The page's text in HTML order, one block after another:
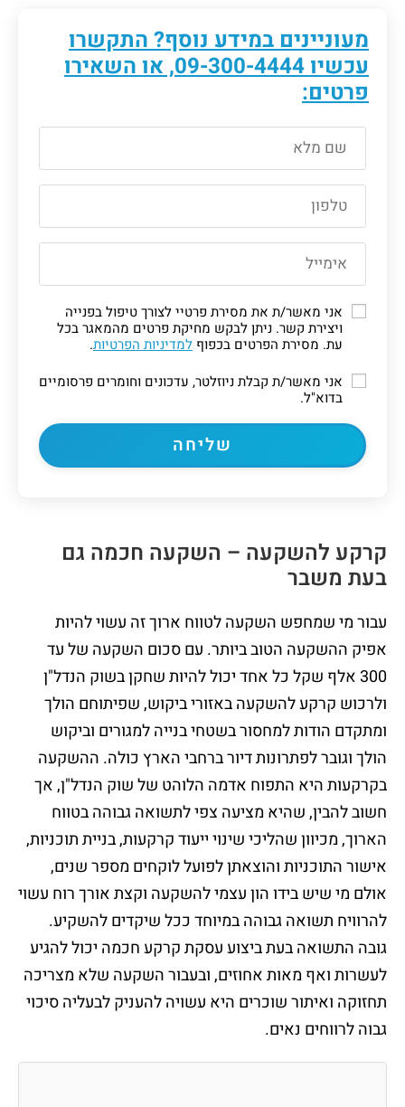
מעוניינים במידע נוסף? התקשרו
עכשיו09-300-4444, או השאירו
פרטים:
אני מאשר/ת את מסירת פרטיי לצורך טיפול בפנייה
ויצירת קשר. ניתן לבקש מחיקת פרטים מהמאגר בכל
עת. מסירת הפרטים בכפוף למדיניות הפרטיות.
אני מאשר/ת קבלת ניוזלטר, עדכונים וחומרים פרסומיים
בדוא"ל.
קרקע להשקעה – השקעה חכמה גם
בעת משבר
עבור מי שמחפש השקעה לטווח ארוך זה עשוי להיות
אפיק ההשקעה הטוב ביותר. עם סכום השקעה של עד
300 אלף שקל כל אחד יכול להיות שחקן בשוק הנדל"ן
ולרכוש קרקע להשקעה באזורי ביקוש, שפיתוחם הולך
ומתקדם הודות למחסור בשטחי בנייה למגורים וביקוש
הולך וגובר לפתרונות דיור ברחבי הארץ כולה. ההשקעה
בקרקעות היא התפוח אדמה הלוהט של שוק הנדל"ן, אך
חשוב להבין, שהיא מציעה צפי לתשואה גבוהה בטווח
הארוך, מכיוון שהליכי שינוי ייעוד קרקעות, בניית תוכניות,
אישור התוכניות והוצאתן לפועל לוקחים מספר שנים,
אולם מי שיש בידו הון עצמי להשקעה וקצת אורך רוח עשוי
להרוויח תשואה גבוהה במיוחד ככל שיקדים להשקיע.
גובה התשואה בעת ביצוע עסקת קרקע חכמה יכול להגיע
לעשרות ואף מאות אחוזים, ובעבור השקעה שלא מצריכה
תחזוקה ואיתור שוכרים היא עשויה להעניק לבעליה סיכוי
גבוה לרווחים נאים.